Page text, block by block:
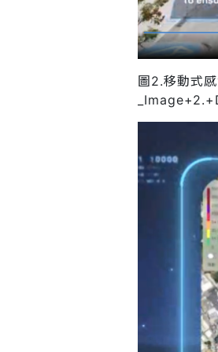
圖2.移動式